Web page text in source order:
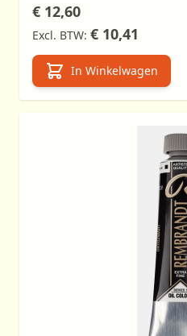
€ 12,60
€ 10,41
In Winkelwagen